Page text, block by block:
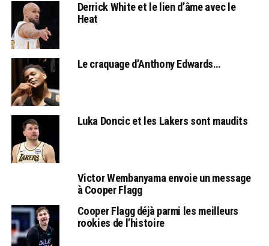
Derrick White et le lien d’âme avec le
Heat
Le craquage d’Anthony Edwards…
Luka Doncic et les Lakers sont maudits
Victor Wembanyama envoie un message
à Cooper Flagg
Cooper Flagg déjà parmi les meilleurs
rookies de l’histoire